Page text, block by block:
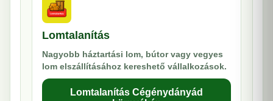
Lomtalanítás
Nagyobb háztartási lom, bútor vagy vegyes
lom elszállításához kereshető vállalkozások.
Lomtalanítás Cégénydányád